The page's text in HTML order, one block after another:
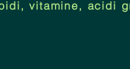
vitamine, acidi